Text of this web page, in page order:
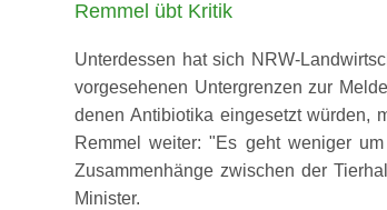
Remmel übt Kritik
Unterdessen hat sich NRW-
vorgesehenen Untergrenzen zur
denen Antibiotika eingesetzt würden,
Remmel weiter: Es geht weniger
Zusammenhänge zwischen der
Minister.